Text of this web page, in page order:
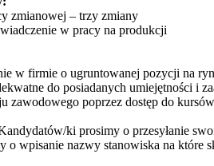
zmianowej – trzy zmiany
w pracy na produkcji
w firmie o ugruntowanej pozycji na
do posiadanych umiejętności i
zawodowego poprzez dostęp do
ki prosimy o przesyłanie
o wpisanie nazwy stanowiska na które